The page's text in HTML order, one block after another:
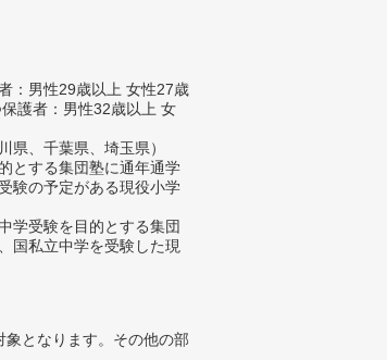
：男性29歳以上 女性27歳
護者：男性32歳以上 女
県、千葉県、埼玉県）
とする集団塾に通年通学
験の予定がある現役小学
学受験を目的とする集団
国私立中学を受験した現
となります。その他の部